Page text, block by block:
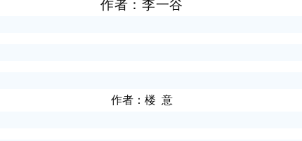
作者：李一谷
作者：楼 意